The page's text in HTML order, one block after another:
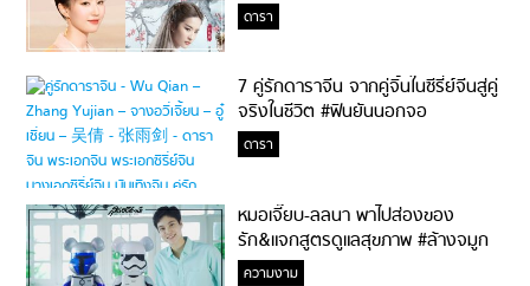
ดารา
7 คู่รักดาราจีน จากคู่จิ้นในซีรี่ย์จีนสู่คู่
จริงในชีวิต #ฟินยันนอกจอ
ดารา
หมอเจี๊ยบ-ลลนา พาไปส่องของ
รัก&แจกสูตรดูแลสุขภาพ #ล้างจมูก
ไม่ยากจะสอนให้
ความงาม